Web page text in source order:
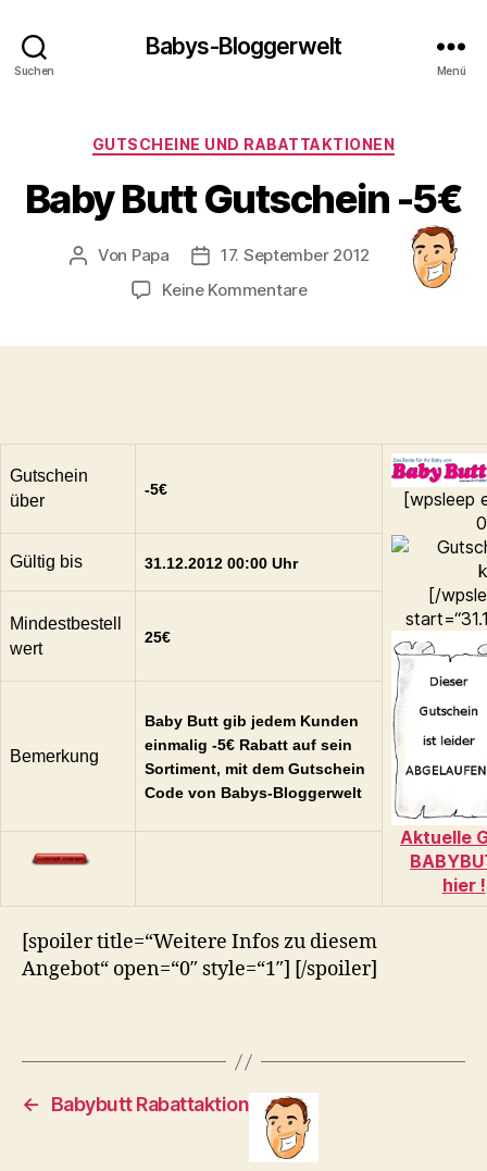
Suchen
Babys-Bloggerwelt
Menü
Kategorien
GUTSCHEINE UND RABATTAKTIONEN
Baby Butt Gutschein -5€
Beitragsautor
Von Papa Veröffentlichungsdatum
17. September 2012
Keine Kommentarezu
Gutschein
über
-5€
[wpsleep
[/
Aktuelle
hier !
Gültig bis 31.12.2012 00:00 Uhr
Mindestbestell
wert
25€
Bemerkung
Baby Butt gib jedem Kunden
einmalig -5€ Rabatt auf sein
Sortiment, mit dem Gutschein
Code von Babys-Bloggerwelt
[spoiler title=“Weitere Infos zu diesem
Angebot“ open=“0″ style=“1″] [/spoiler]
← Babybutt Rabattaktion